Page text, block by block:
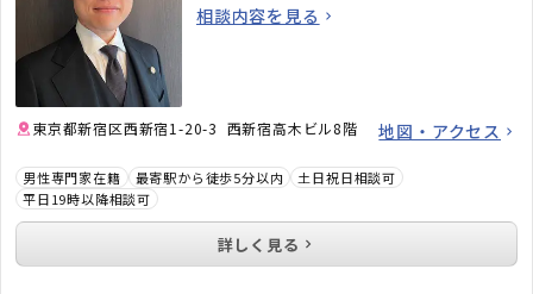
相談内容を見る
東京都新宿区西新宿1-20-3 西新宿高木ビル8階 地図・アクセス
男性専門家在籍 最寄駅から徒歩5分以内
土日祝日相談可
平日19時以降相談可
詳しく見る